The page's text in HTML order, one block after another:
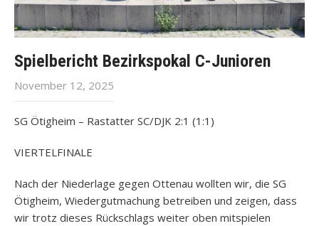
Spielbericht Bezirkspokal C-Junioren
November 12, 2025
SG Ötigheim – Rastatter SC/DJK 2:1 (1:1)
VIERTELFINALE
Nach der Niederlage gegen Ottenau wollten wir, die SG
Ötigheim, Wiedergutmachung betreiben und zeigen, dass
wir trotz dieses Rückschlags weiter oben mitspielen